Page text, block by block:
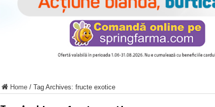
Home/ Tag Archives: fructe exotice